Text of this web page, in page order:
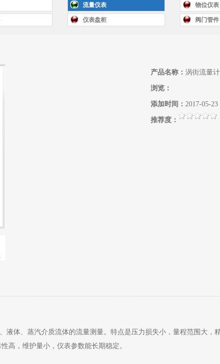
流量仪表 物位仪表
仪表盘柜 阀门管件
产品名称： 涡街流量计
浏览：
添加时间： 2017-05-23
推荐度：
液体、蒸汽介质流体的流量测量。特点是压力损失小，量程范围大，
高，维护量小，仪表参数能长期稳定。